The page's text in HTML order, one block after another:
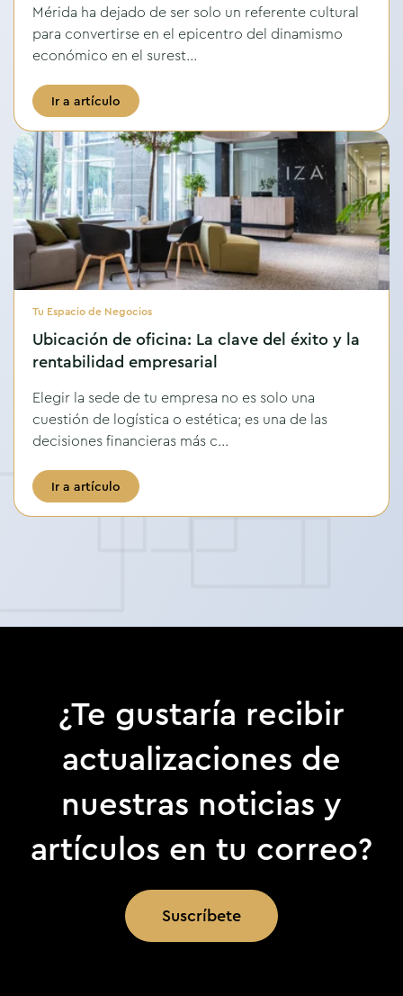
Mérida ha dejado de ser solo un referente cultural
para convertirse en el epicentro del dinamismo
económico en el surest...
Ir a artículo
Tu Espacio de Negocios
Ubicación de oficina: La clave del éxito y la
rentabilidad empresarial
Elegir la sede de tu empresa no es solo una
cuestión de logística o estética; es una de las
decisiones financieras más c...
Ir a artículo
¿Te gustaría recibir
actualizaciones de
nuestras noticias y
artículos en tu correo?
Suscríbete